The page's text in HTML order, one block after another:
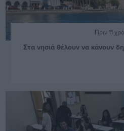
Πριν 11
Στα νησιά θέλουν να κάνουν